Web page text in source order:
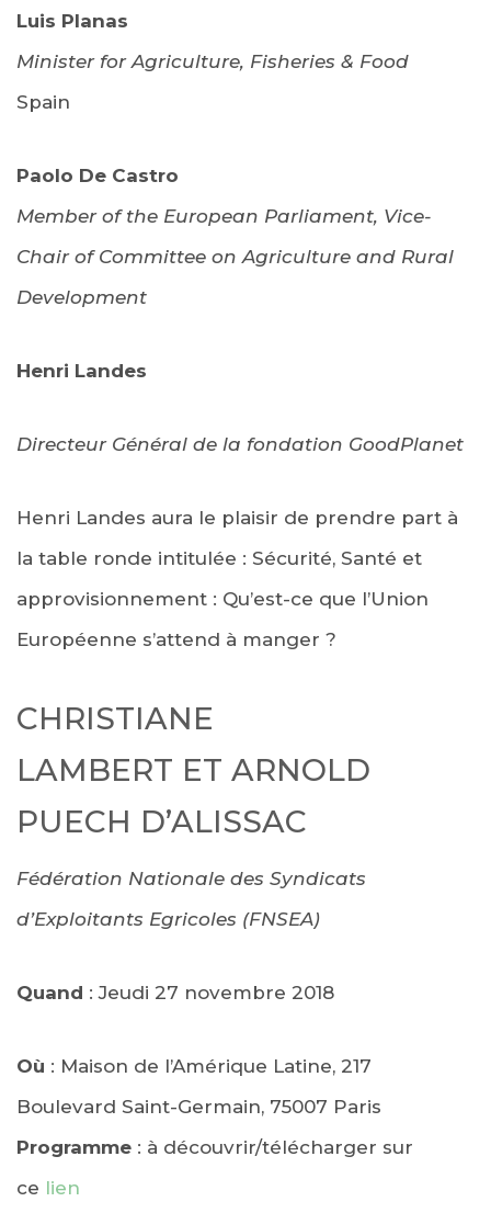
Luis Planas
Minister for Agriculture, Fisheries & Food
Spain
Paolo De Castro
Member of the European Parliament, Vice-
Chair of Committee on Agriculture and Rural
Development
Henri Landes
Directeur Général de la fondation GoodPlanet
Henri Landes aura le plaisir de prendre part à
la table ronde intitulée : Sécurité, Santé et
approvisionnement : Qu’est-ce que l’Union
Européenne s’attend à manger ?
CHRISTIANE
LAMBERT ET ARNOLD
PUECH D’ALISSAC
Fédération Nationale des Syndicats
d’Exploitants Egricoles (FNSEA)
Quand : Jeudi 27 novembre 2018
Où : Maison de l’Amérique Latine, 217
Boulevard Saint-Germain, 75007 Paris
Programme : à découvrir/télécharger sur
ce lien